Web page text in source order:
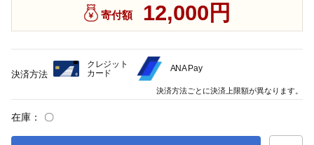
寄付額 12,000円
在庫： 〇
決済方法
クレジット
カード
ANA Pay
決済方法ごとに決済上限額が異なります。